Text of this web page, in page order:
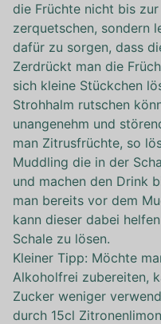
die Früchte nicht bis
zerquetschen, sondern
dafür zu sorgen, dass
Zerdrückt man die
sich kleine Stückchen
Strohhalm rutschen
unangenehm und
man Zitrusfrüchte, so
Muddling die in der
und machen den Drink
man bereits vor dem
kann dieser dabei
Schale zu lösen.
Kleiner Tipp: Möchte
Alkoholfrei zubereiten,
Zucker weniger
durch 15cl